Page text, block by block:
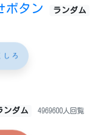
ボタン ランダム
しろ
ンダム 4969600人回覧